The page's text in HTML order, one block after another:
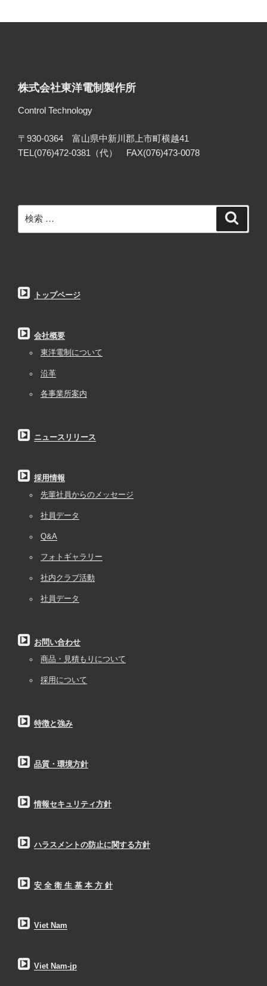
株式会社東洋電制製作所
Control Technology
〒930-0364 富山県中新川郡上市町横越41
TEL(076)472-0381（代） FAX(076)473-0078
検
索:
トップページ
会社概要
東洋電制について
沿革
各事業所案内
ニュースリリース
採用情報
先輩社員からのメッセージ
社員データ
Q&A
フォトギャラリー
社内クラブ活動
社員データ
お問い合わせ
商品・見積もりについて
採用について
特徴と強み
品質・環境方針
情報セキュリティ方針
ハラスメントの防止に関する方針
安 全 衛 生 基 本 方 針
Viet Nam
Viet Nam-jp